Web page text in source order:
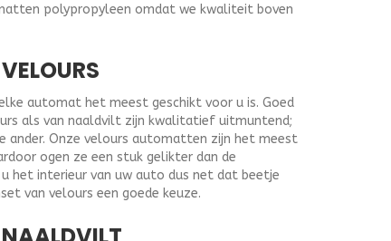
polypropyleen omdat we kwaliteit boven
automat het meest geschikt voor u is. Goed
als van naaldvilt zijn kwalitatief uitmuntend;
ander. Onze velours automatten zijn het meest
ogen ze een stuk gelikter dan de
het interieur van uw auto dus net dat beetje
van velours een goede keuze.